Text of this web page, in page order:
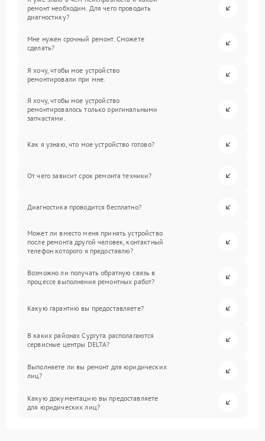
ремонт необходим. Для чего проводить
диагностику?
Мне нужен срочный ремонт. Сможете
сделать?
Я хочу, чтобы мое устройство
ремонтировали при мне.
Я хочу, чтобы мое устройство
ремонтировалось только оригинальными
запчастями.
Как я узнаю, что мое устройство готово?
От чего зависит срок ремонта техники?
Диагностика проводится бесплатно?
Может ли вместо меня принять устройство
после ремонта другой человек, контактный
телефон которого я предоставлю?
Возможно ли получать обратную связь в
процессе выполнения ремонтных работ?
Какую гарантию вы предоставляете?
В каких районах Сургута располагаются
сервисные центры DELTA?
Выполняете ли вы ремонт для юридических
лиц?
Какую документацию вы предоставляете
для юридических лиц?